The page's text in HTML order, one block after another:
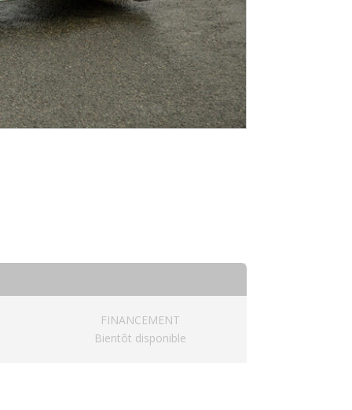
FINANCEMENT
Bientôt disponible